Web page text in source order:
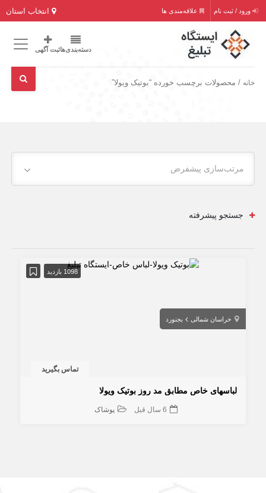
انتخاب استان ورود / ثبت نام علاقه‌مندی ها
دسته‌بندی‌هاثبت آگهی
خانه / محصولات برچسب خورده “بوتیک ویولا”
مرتب‌سازی پیشفرض
جستجو پیشرفته
1098 بازدید
خراسان شمالی بجنورد
تماس بگیرید
لباسهای خاص مطابق مد روز بوتیک ویولا
6 سال قبل پوشاک